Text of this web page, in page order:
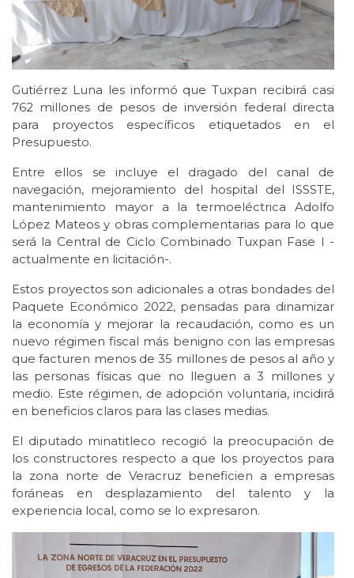
Gutiérrez Luna les informó que Tuxpan recibirá casi
762 millones de pesos de inversión federal directa
para proyectos específicos etiquetados en el
Presupuesto.
Entre ellos se incluye el dragado del canal de
navegación, mejoramiento del hospital del ISSSTE,
mantenimiento mayor a la termoeléctrica Adolfo
López Mateos y obras complementarias para lo que
será la Central de Ciclo Combinado Tuxpan Fase I -
actualmente en licitación-.
Estos proyectos son adicionales a otras bondades del
Paquete Económico 2022, pensadas para dinamizar
la economía y mejorar la recaudación, como es un
nuevo régimen fiscal más benigno con las empresas
que facturen menos de 35 millones de pesos al año y
las personas físicas que no lleguen a 3 millones y
medio. Este régimen, de adopción voluntaria, incidirá
en beneficios claros para las clases medias.
El diputado minatitleco recogió la preocupación de
los constructores respecto a que los proyectos para
la zona norte de Veracruz beneficien a empresas
foráneas en desplazamiento del talento y la
experiencia local, como se lo expresaron.